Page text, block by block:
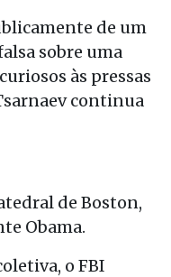
de um
sobre uma
às pressas
continua
de Boston,
Obama.
o FBI